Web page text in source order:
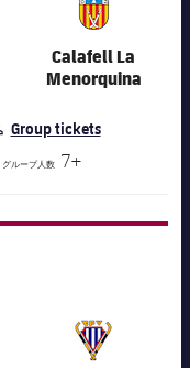
Calafell La
Menorquina
Group tickets
グループ人数 7+